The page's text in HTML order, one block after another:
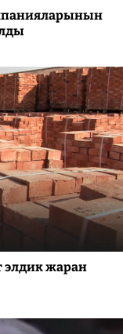
элдик жаран